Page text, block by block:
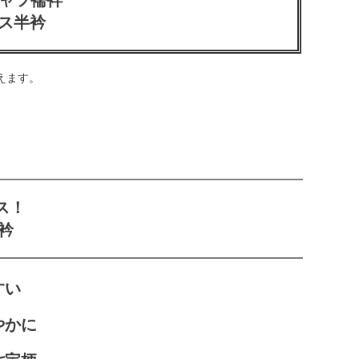
半衿
す。
！
い
かに